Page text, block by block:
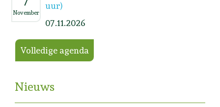
November
uur)
07.11.2026
Volledige agenda
Nieuws